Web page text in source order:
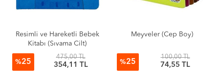
Resimli ve Hareketli Bebek
Kitabı (Sıvama Cilt)
%25
475,00 TL
354,11 TL
Meyveler (Cep Boy)
%25
100,00 TL
74,55 TL